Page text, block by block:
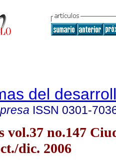
del
ISSN 0301-
vol.37 no.147
dic. 2006